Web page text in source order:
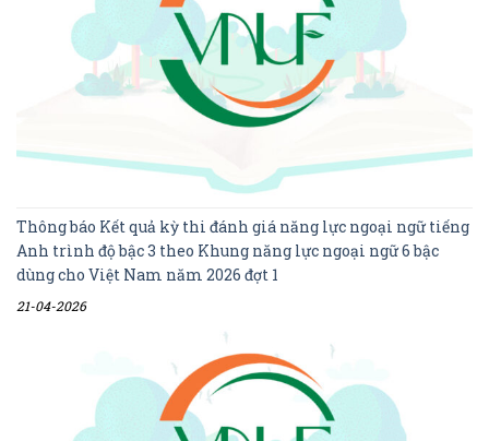
Thông báo Kết quả kỳ thi đánh giá năng lực ngoại ngữ tiếng
Anh trình độ bậc 3 theo Khung năng lực ngoại ngữ 6 bậc
dùng cho Việt Nam năm 2026 đợt 1
21-04-2026